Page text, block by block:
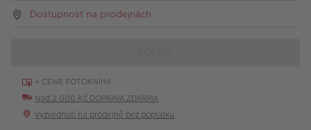
Dostupnost na prodejnách
+ CEWE FOTOKNIHA
Nad 2 000 Kč DOPRAVA ZDARMA
Vyzvednutí na prodejně bez poplatku